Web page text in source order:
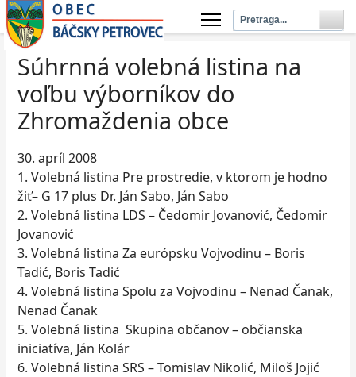
Súhrnná volebná listina na
voľbu výborníkov do
Zhromaždenia obce
30. apríl 2008
1. Volebná listina Pre prostredie, v ktorom je hodno
žiť– G 17 plus Dr. Ján Sabo, Ján Sabo
2. Volebná listina LDS – Čedomir Jovanović, Čedomir
Jovanović
3. Volebná listina Za európsku Vojvodinu – Boris
Tadić, Boris Tadić
4. Volebná listina Spolu za Vojvodinu – Nenad Čanak,
Nenad Čanak
5. Volebná listina Skupina občanov – občianska
iniciatíva, Ján Kolár
6. Volebná listina SRS – Tomislav Nikolić, Miloš Jojić